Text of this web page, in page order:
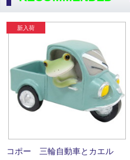
コポー 三輪自動車とカエル